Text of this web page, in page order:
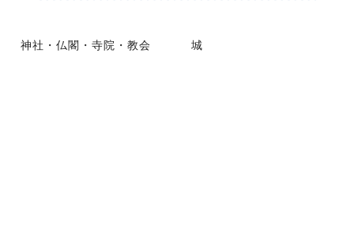
神社・仏閣・寺院・教会 城